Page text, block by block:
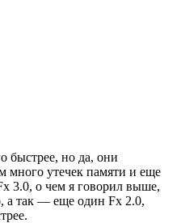
быстрее, но да, они
много утечек памяти и еще
3.0, о чем я говорил выше,
а так — еще один Fx 2.0,